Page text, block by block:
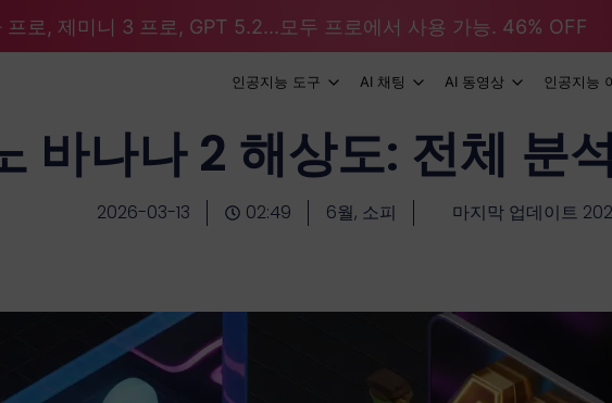
로, 제미니 3 프로, GPT 5.2...모두 프로에서 사용 가능. 46% OFF
인공지능 도구 AI 채팅 AI 동영상 인공지능
바나나 2 해상도: 전체 분
2026-03-13 02:49 6월, 소피 마지막 업데이트